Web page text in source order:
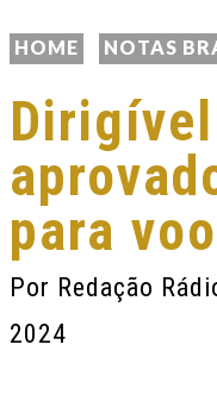
HOME NOTAS
para
Por Redação
2024